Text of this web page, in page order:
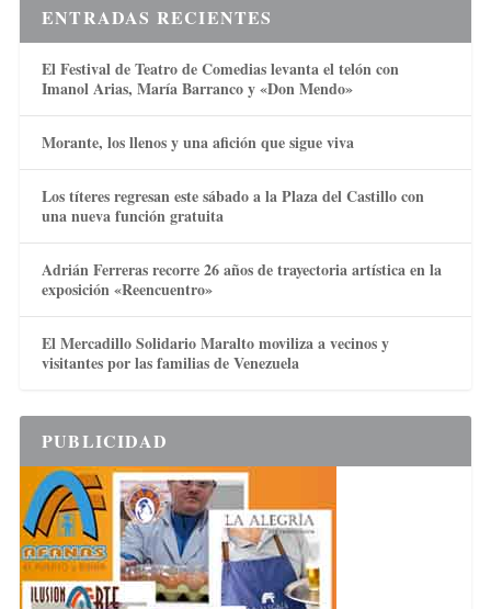
ENTRADAS RECIENTES
El Festival de Teatro de Comedias levanta el telón con
Imanol Arias, María Barranco y «Don Mendo»
Morante, los llenos y una afición que sigue viva
Los títeres regresan este sábado a la Plaza del Castillo con
una nueva función gratuita
Adrián Ferreras recorre 26 años de trayectoria artística en la
exposición «Reencuentro»
El Mercadillo Solidario Maralto moviliza a vecinos y
visitantes por las familias de Venezuela
PUBLICIDAD